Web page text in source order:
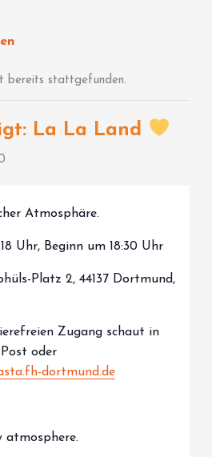
bereits stattgefunden.
La La Land
Atmosphäre.
Uhr, Beginn um 18:30 Uhr
Platz 2, 44137 Dortmund,
Zugang schaut in
oder
dortmund.de
atmosphere.